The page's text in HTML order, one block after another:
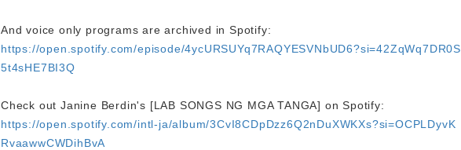
And voice only programs are archived in Spotify:
https://open.spotify.com/episode/4ycURSUYq7RAQYESVNbUD6?si=42ZqWq7DR0S
5t4sHE7BI3Q
Check out Janine Berdin's [LAB SONGS NG MGA TANGA] on Spotify:
https://open.spotify.com/intl-ja/album/3CvI8CDpDzz6Q2nDuXWKXs?si=OCPLDyvK
RvaawwCWDihBvA